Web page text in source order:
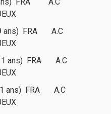
9 ans) FRA A.C
11 ans) FRA A.C
11 ans) FRA A.C